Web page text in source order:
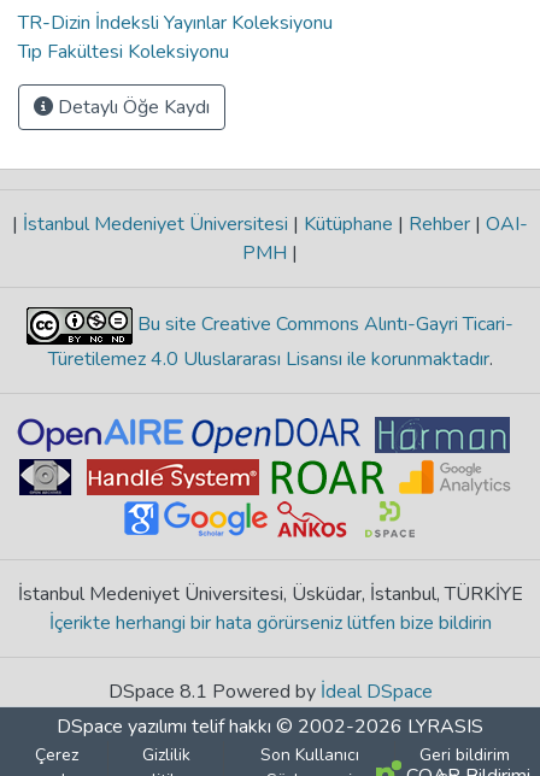
TR-Dizin İndeksli Yayınlar Koleksiyonu
Tıp Fakültesi Koleksiyonu
Detaylı Öğe Kaydı
| İstanbul Medeniyet Üniversitesi | Kütüphane | Rehber | OAI-
PMH |
Bu site Creative Commons Alıntı-Gayri Ticari-
Türetilemez 4.0 Uluslararası Lisansı ile korunmaktadır.
İstanbul Medeniyet Üniversitesi, Üsküdar, İstanbul, TÜRKİYE
İçerikte herhangi bir hata görürseniz lütfen bize bildirin
DSpace 8.1 Powered by İdeal DSpace
DSpace yazılımı telif hakkı © 2002-2026 LYRASIS
Çerez
Gizlilik
Son Kullanıcı
Geri bildirim